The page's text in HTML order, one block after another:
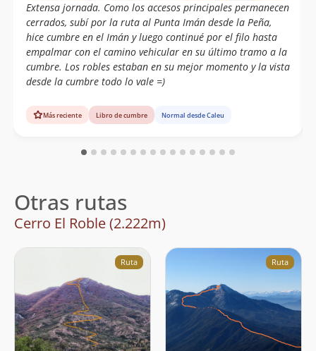
Extensa jornada. Como los accesos principales permanecen
cerrados, subí por la ruta al Punta Imán desde la Peña,
hice cumbre en el Imán y luego continué por el filo hasta
empalmar con el camino vehicular en su último tramo a la
cumbre. Los robles estaban en su mejor momento y la vista
desde la cumbre todo lo vale =)
Más reciente Libro de cumbre Normal desde Caleu
Otras rutas
Cerro El Roble (2.222m)
Ruta Ruta